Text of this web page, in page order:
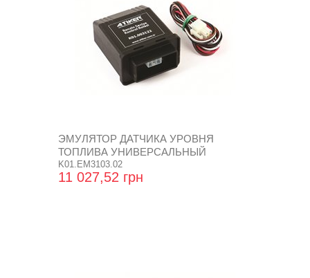
ЭМУЛЯТОР ДАТЧИКА УРОВНЯ
ТОПЛИВА УНИВЕРСАЛЬНЫЙ
K01.EM3103.02
11 027,52 грн